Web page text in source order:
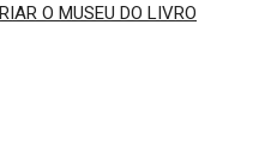
O MUSEU DO LIVRO